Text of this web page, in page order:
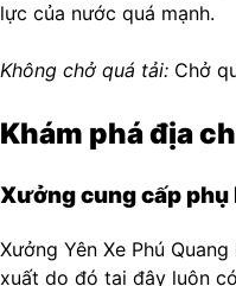
lực của nước quá mạnh.
Không chở quá tải: Chở
Khám phá địa
Xưởng cung cấp phụ
Xưởng Yên Xe Phú
xuất do đó tại đây luôn